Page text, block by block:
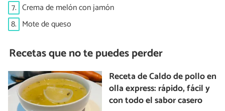
7. Crema de melón con jamón
8. Mote de queso
Recetas que no te puedes perder
Receta de Caldo de pollo en
olla express: rápido, fácil y
con todo el sabor casero